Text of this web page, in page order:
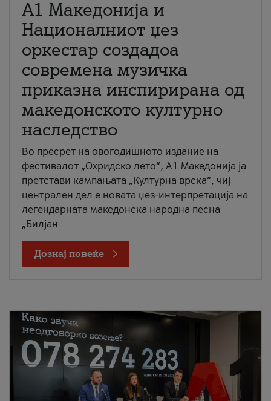
А1 Македонија и
Националниот џез
оркестар создадоа
современа музичка
приказна инспирирана од
македонското културно
наследство
Во пресрет на овогодишното издание на
фестивалот „Охридско лето“, А1 Македонија ја
претстави кампањата „Културна врска“, чиј
централен дел е новата џез-интерпретација на
легендарната македонска народна песна
„Билјан
Дознај повеќе